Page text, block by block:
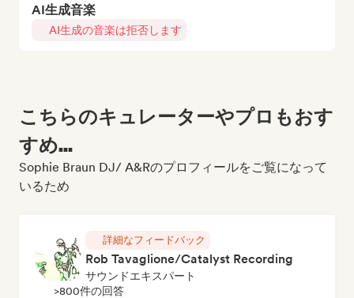
AI生成音楽
AI生成の音楽は拒否します
こちらのキュレーターやプロもおす
すめ...
Sophie Braun DJ/ A&Rのプロフィールをご覧になって
いるため
詳細なフィードバック
Rob Tavaglione/Catalyst Recording
サウンドエキスパート
>800件の回答